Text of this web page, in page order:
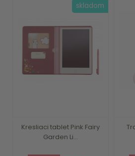
Kresliaci tablet Pink Fairy
Garden Li...
skladom